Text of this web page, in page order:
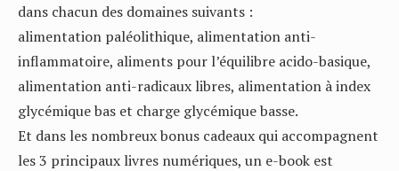
dans chacun des domaines suivants :
alimentation paléolithique, alimentation anti-
inflammatoire, aliments pour l’équilibre acido-basique,
alimentation anti-radicaux libres, alimentation à index
glycémique bas et charge glycémique basse.
Et dans les nombreux bonus cadeaux qui accompagnent
les 3 principaux livres numériques, un e-book est